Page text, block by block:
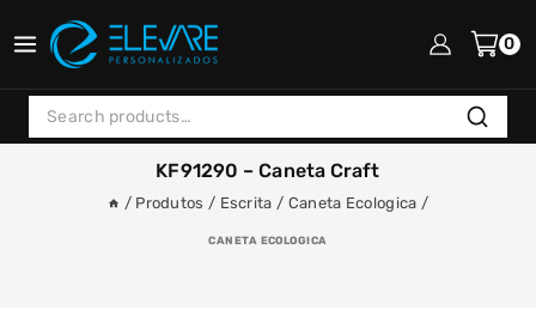
to
0
Search
for:
Search
KF91290 – Caneta Craft
/ Produtos / Escrita / Caneta Ecologica /
CANETA ECOLOGICA